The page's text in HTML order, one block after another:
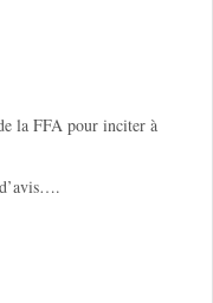
la FFA pour inciter à